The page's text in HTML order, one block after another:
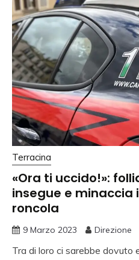
Terracina
«Ora ti uccido!»:
insegue e minaccia
roncola
9 Marzo 2023 Direzione
Tra di loro ci sarebbe dovuto